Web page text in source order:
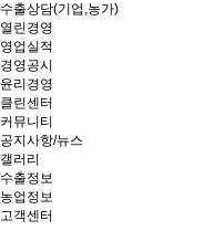
수출상담(기업,농가)
열린경영
영업실적
경영공시
윤리경영
클린센터
커뮤니티
공지사항/뉴스
갤러리
수출정보
농업정보
고객센터